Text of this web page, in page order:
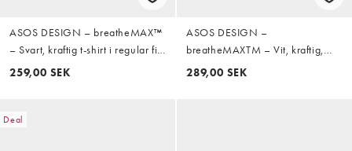
ASOS DESIGN – breatheMAX™
– Svart, kraftig t-shirt i regular fit
med långa ärmar av bomullsmix
259,00 SEK
ASOS DESIGN –
breatheMAXTM – Vit, kraftig,
oversize t-shirt i bomullsmix med
289,00 SEK
Deal